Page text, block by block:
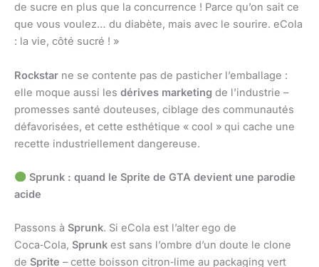
de sucre en plus que la concurrence ! Parce qu’on sait ce
que vous voulez… du diabète, mais avec le sourire. eCola
: la vie, côté sucré ! »
Rockstar ne se contente pas de pasticher l’emballage :
elle moque aussi les dérives marketing de l’industrie –
promesses santé douteuses, ciblage des communautés
défavorisées, et cette esthétique « cool » qui cache une
recette industriellement dangereuse.
Sprunk : quand le Sprite de GTA devient une parodie
acide
Passons à Sprunk. Si eCola est l’alter ego de
Coca‑Cola, Sprunk est sans l’ombre d’un doute le clone
de Sprite – cette boisson citron‑lime au packaging vert